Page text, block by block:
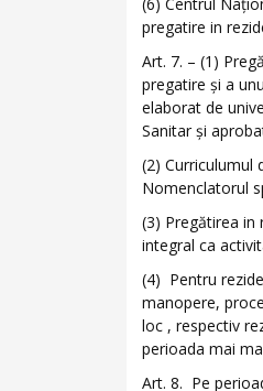
(6) Centrul
pregatire in
Art. 7. – (1)
pregatire şi a
elaborat de
Sanitar şi
(2) Curriculumul
Nomenclatorul
(3) Pregătirea
integral ca
(4) Pentru
manopere,
loc , respectiv
perioada mai
Art. 8. Pe